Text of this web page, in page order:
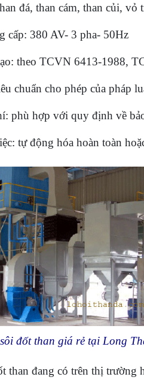
đá, than cám, than củi, vỏ
cấp: 380 AV- 3 pha- 50Hz
theo TCVN 6413-1988,
chuẩn cho phép của pháp
phù hợp với quy định về
tự động hóa hoàn toàn
đốt than giá rẻ tại Long
than đang có trên thị trường